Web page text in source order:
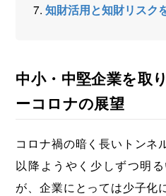
知財活用と知財リスク
中小・中堅企業を取
ーコロナの展望
コロナ禍の暗く長いトンネ
以降ようやく少しずつ明
が、企業にとっては少子化